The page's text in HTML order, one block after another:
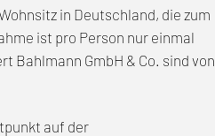
in Deutschland, die zum
ist pro Person nur einmal
Bahlmann GmbH & Co. sind von
auf der